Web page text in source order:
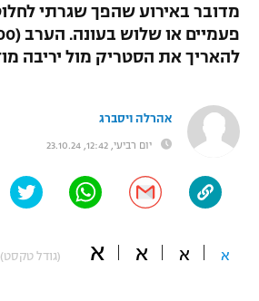
ברחבה
"מעל הליגה" – פודקאסט
"מחצית בשכונה" – פודקאסט
הפועל באר שבע
בני יהודה
ליגה ברזילאית
אגרוף
ספורט אולימפי
היאבקות WWE
אופניים
מדובר באירוע שהפך שגרתי
להאריך את הסטריק מול יריבה
אהרלה ויסברג
יום רביעי, 12:42, 23.10.24
א א א א (גודל טקסט)